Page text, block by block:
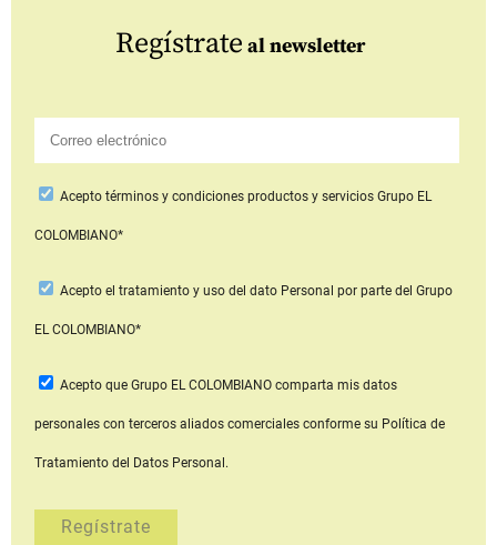
Regístrate al newsletter
Aceptotérminos y condiciones productos y serviciosGrupo EL
COLOMBIANO*
Acepto el tratamiento y uso del dato Personal por parte del Grupo
EL COLOMBIANO*
Acepto que Grupo EL COLOMBIANOcomparta mis datos
personales con terceros aliados comerciales conforme su Política de
Tratamiento del Datos Personal.